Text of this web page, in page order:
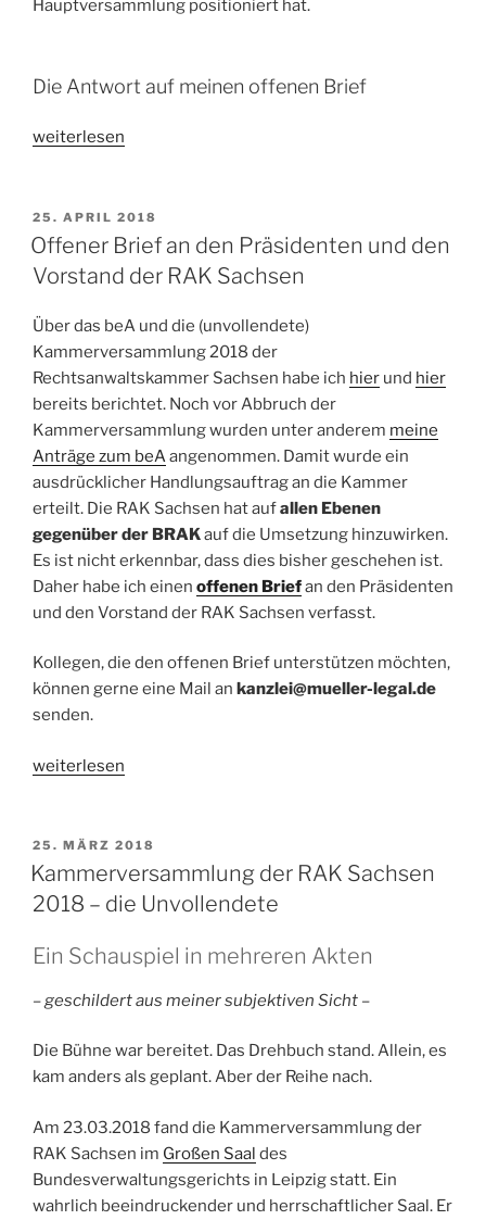
Hauptversammlung positioniert hat.
Die Antwort auf meinen offenen Brief
„Antwort
Sachsen
auf
meinen
Brief“
weiterlesen
VERÖFFENTLICHT
AM
25. APRIL 2018
Offener Brief an den Präsidenten und den
Vorstand der RAK Sachsen
Über das beA und die (unvollendete)
Kammerversammlung 2018 der
Rechtsanwaltskammer Sachsen habe ich hier und hier
bereits berichtet. Noch vor Abbruch der
Kammerversammlung wurden unter anderem meine
Anträge zum beA angenommen. Damit wurde ein
ausdrücklicher Handlungsauftrag an die Kammer
erteilt. Die RAK Sachsen hat aufallen Ebenen
gegenüber der BRAKauf die Umsetzung hinzuwirken.
Es ist nicht erkennbar, dass dies bisher geschehen ist.
Daher habe ich einen offenen Briefan den Präsidenten
und den Vorstand der RAK Sachsen verfasst.
Kollegen, die den offenen Brief unterstützen möchten,
können gerne eine Mail an kanzlei@mueller-legal.de
senden.
„Offener
den
Präsidenten
und
Vorstand
RAK
weiterlesen
VERÖFFENTLICHT
AM
25. MÄRZ 2018
Kammerversammlung der RAK Sachsen
2018 – die Unvollendete
Ein Schauspiel in mehreren Akten
– geschildert aus meiner subjektiven Sicht –
Die Bühne war bereitet. Das Drehbuch stand. Allein, es
kam anders als geplant. Aber der Reihe nach.
Am 23.03.2018 fand die Kammerversammlung der
RAK Sachsen im Großen Saal des
Bundesverwaltungsgerichts in Leipzig statt. Ein
wahrlich beeindruckender und herrschaftlicher Saal. Er